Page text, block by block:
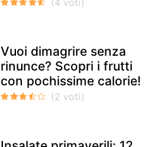
Vuoi dimagrire senza
rinunce? Scopri i frutti
con pochissime calorie!